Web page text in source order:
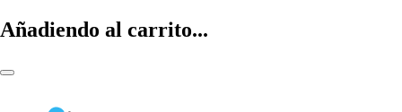
Añadiendo al carrito...